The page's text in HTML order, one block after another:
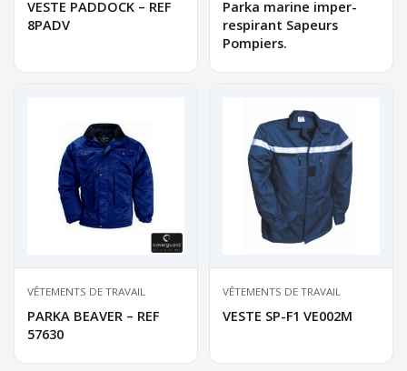
VESTE PADDOCK – REF
8PADV
Parka marine imper-
respirant Sapeurs
Pompiers.
VÊTEMENTS DE TRAVAIL
PARKA BEAVER – REF
57630
VÊTEMENTS DE TRAVAIL
VESTE SP-F1 VE002M